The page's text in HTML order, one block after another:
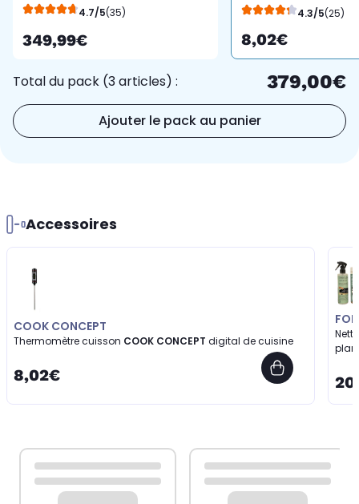
QPL800 inox 2 brûleurs à
4.7/5(35)
349,99€
de cuisine 4.3/5(25)
8,02€
Total du pack (3 articles) : 379,00€
Ajouter le pack au panier
Accessoires
COOK CONCEPT
Thermomètre cuisson COOK CONCEPT digital de cuisine
8,02€